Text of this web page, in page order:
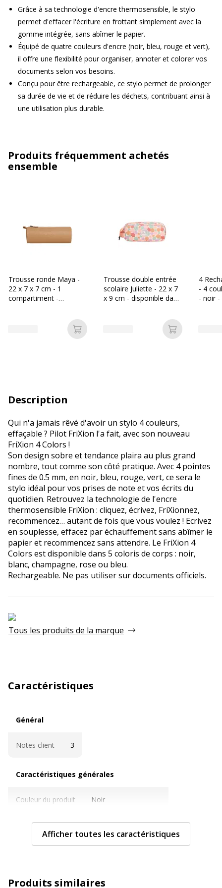
Grâce à sa technologie d'encre thermosensible, le stylo
permet d'effacer l'écriture en frottant simplement avec la
gomme intégrée, sans abîmer le papier.
Équipé de quatre couleurs d'encre (noir, bleu, rouge et vert),
il offre une flexibilité pour organiser, annoter et colorer vos
documents selon vos besoins.
Conçu pour être rechargeable, ce stylo permet de prolonger
sa durée de vie et de réduire les déchets, contribuant ainsi à
une utilisation plus durable.
Produits fréquemment achetés
ensemble
Trousse ronde Maya -
22 x 7 x 7 cm - 1
compartiment -
Ajouter au panier
Trousse double entrée
scolaire Juliette - 22 x 7
x 9 cm - disponible dans
Ajouter au
4
- 4
- noir
Description
Qui n'a jamais rêvé d'avoir un stylo 4 couleurs,
effaçable ? Pilot FriXion l'a fait, avec son nouveau
FriXion 4 Colors !
Son design sobre et tendance plaira au plus grand
nombre, tout comme son côté pratique. Avec 4 pointes
fines de 0.5 mm, en noir, bleu, rouge, vert, ce sera le
stylo idéal pour vos prises de note et vos écrits du
quotidien. Retrouvez la technologie de l'encre
thermosensible FriXion : cliquez, écrivez, FriXionnez,
recommencez… autant de fois que vous voulez ! Ecrivez
en souplesse, effacez par échauffement sans abîmer le
papier et recommencez sans attendre. Le FriXion 4
Colors est disponible dans 5 coloris de corps : noir,
blanc, champagne, rose ou bleu.
Rechargeable. Ne pas utiliser sur documents officiels.
Tous les produits de la marque
Caractéristiques
Général
Notes client 3
Caractéristiques générales
Couleur du produit Noir
Gomme incluse Oui
Afficher toutes les caractéristiques
Produits similaires